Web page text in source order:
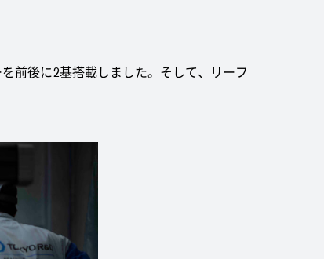
前後に2基搭載しました。そして、リーフ